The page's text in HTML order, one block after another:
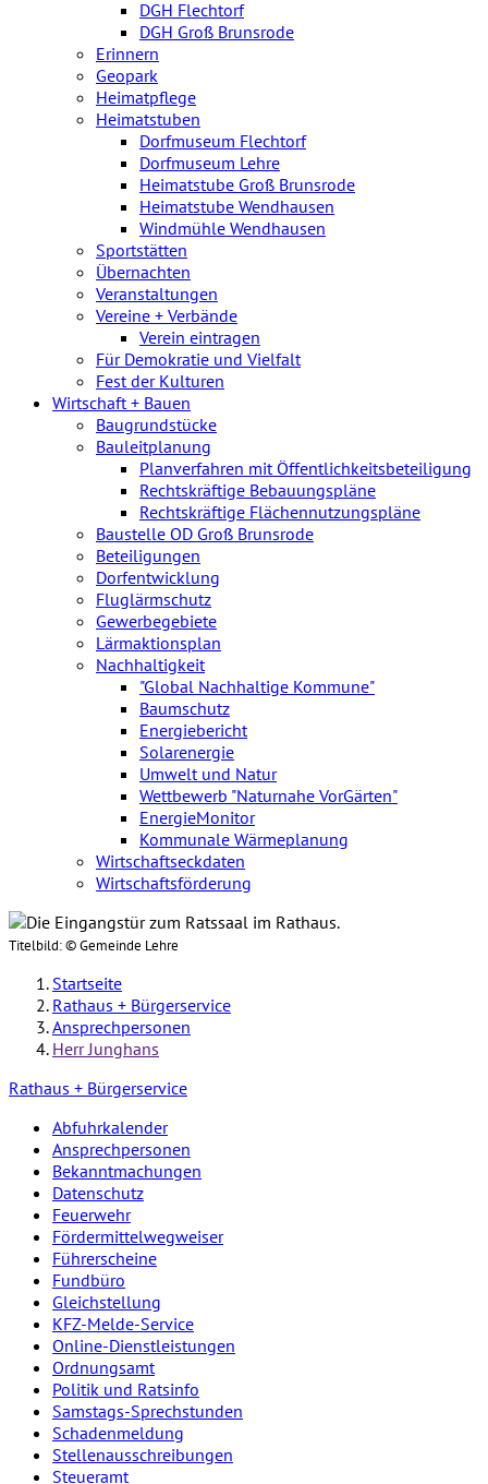
DGH Flechtorf
DGH Groß Brunsrode
Erinnern
Geopark
Heimatpflege
Heimatstuben
Dorfmuseum Flechtorf
Dorfmuseum Lehre
Heimatstube Groß Brunsrode
Heimatstube Wendhausen
Windmühle Wendhausen
Sportstätten
Übernachten
Veranstaltungen
Vereine + Verbände
Verein eintragen
Für Demokratie und Vielfalt
Fest der Kulturen
Wirtschaft + Bauen
Baugrundstücke
Bauleitplanung
Planverfahren mit Öffentlichkeitsbeteiligung
Rechtskräftige Bebauungspläne
Rechtskräftige Flächennutzungspläne
Baustelle OD Groß Brunsrode
Beteiligungen
Dorfentwicklung
Fluglärmschutz
Gewerbegebiete
Lärmaktionsplan
Nachhaltigkeit
"Global Nachhaltige Kommune"
Baumschutz
Energiebericht
Solarenergie
Umwelt und Natur
Wettbewerb "Naturnahe VorGärten"
EnergieMonitor
Kommunale Wärmeplanung
Wirtschaftseckdaten
Wirtschaftsförderung
Titelbild:© Gemeinde Lehre
Startseite
Rathaus + Bürgerservice
Ansprechpersonen
Herr Junghans
Rathaus + Bürgerservice
Abfuhrkalender
Ansprechpersonen
Bekanntmachungen
Datenschutz
Feuerwehr
Fördermittelwegweiser
Führerscheine
Fundbüro
Gleichstellung
KFZ-Melde-Service
Online-Dienstleistungen
Ordnungsamt
Politik und Ratsinfo
Samstags-Sprechstunden
Schadenmeldung
Stellenausschreibungen
Steueramt